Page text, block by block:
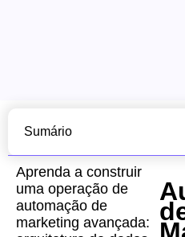
Aprenda a construir
uma operação de
automação de
marketing avançada:
Sumário